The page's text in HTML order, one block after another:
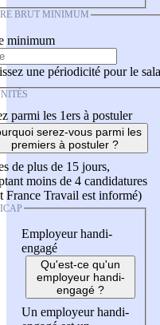
BRUT MINIMUM
minimum
une périodicité pour le
parmi les 1ers à postuler
serez-vous parmi les
premiers à postuler ?
de plus de 15 jours,
moins de 4 candidatures
France Travail est informé)
Employeur handi-
engagé
Qu'est-ce qu'un
employeur handi-
engagé ?
Un employeur handi-